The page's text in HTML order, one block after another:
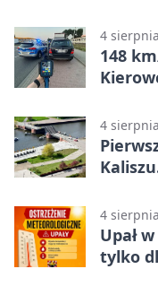
4
148
4
4
Upał
tylko